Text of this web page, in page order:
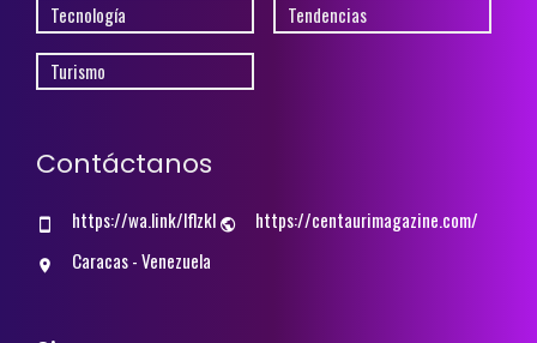
Tecnología Tendencias
Turismo
Contáctanos
https://wa.link/lflzkl
https://centaurimagazine.com/
Caracas - Venezuela